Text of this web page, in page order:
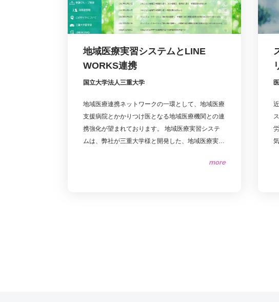
地域医療実習システムとLINE
WORKS連携
国立大学法人三重大学
地域医療連携ネットワークの一環として、地域医療
支援病院とかかりつけ医となる地域医療機関との連
携強化が望まれております。 地域医療実習システ
ムは、弊社が三重大学様と開発した、地域医療実習
グ・システムです。 本システムでは、レポートや
more